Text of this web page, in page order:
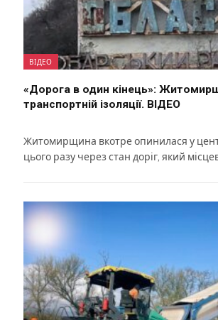
ВІДЕО
«Дорога в один кінець»:
транспортній ізоляції. ВІДЕО
Житомирщина вкотре опинилася у
цього разу через стан доріг, який